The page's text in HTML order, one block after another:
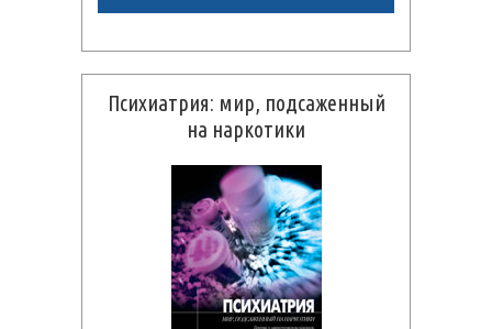
Психиатрия: мир, подсаженный
на наркотики